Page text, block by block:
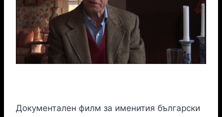
Документален филм за именития български